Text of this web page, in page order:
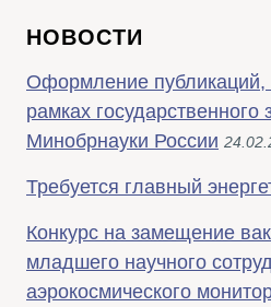
НОВОСТИ
Оформление
рамках государственного
Минобрнауки России
Требуется главный
Конкурс на замещение
младшего научного
аэрокосмического